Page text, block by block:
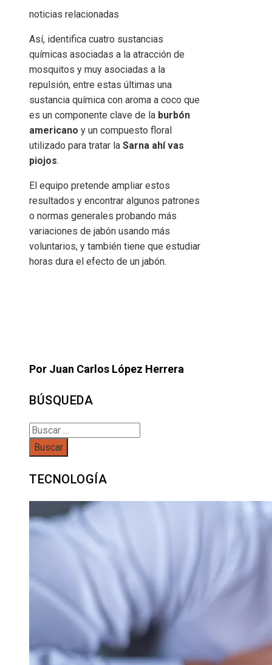
noticias relacionadas
Así, identifica cuatro sustancias
químicas asociadas a la atracción de
mosquitos y muy asociadas a la
repulsión, entre estas últimas una
sustancia química con aroma a coco que
es un componente clave de la burbón
americano y un compuesto floral
utilizado para tratar la Sarna ahí vas
piojos.
El equipo pretende ampliar estos
resultados y encontrar algunos patrones
o normas generales probando más
variaciones de jabón usando más
voluntarios, y también tiene que estudiar
horas dura el efecto de un jabón.
Por Juan Carlos López Herrera
BÚSQUEDA
Buscar:
TECNOLOGÍA